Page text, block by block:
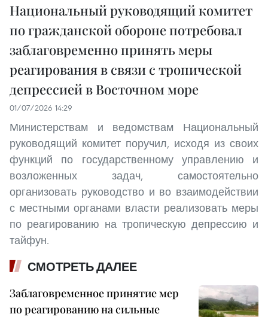
Национальный руководящий комитет
по гражданской обороне потребовал
заблаговременно принять меры
реагирования в связи с тропической
депрессией в Восточном море
01/07/2026 14:29
Министерствам и ведомствам Национальный
руководящий комитет поручил, исходя из своих
функций по государственному управлению и
возложенных задач, самостоятельно
организовать руководство и во взаимодействии
с местными органами власти реализовать меры
по реагированию на тропическую депрессию и
тайфун.
СМОТРЕТЬ ДАЛЕЕ
Заблаговременное принятие мер
по реагированию на сильные